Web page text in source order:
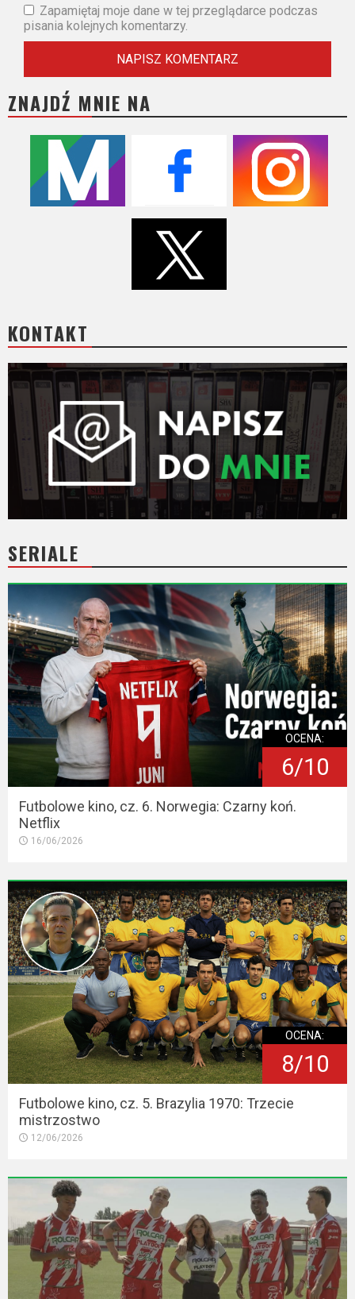
Zapamiętaj moje dane w tej przeglądarce podczas
pisania kolejnych komentarzy.
ZNAJDŹ MNIE NA
KONTAKT
SERIALE
OCENA:
6/10
Futbolowe kino, cz. 6. Norwegia: Czarny koń.
Netflix
16/06/2026
OCENA:
8/10
Futbolowe kino, cz. 5. Brazylia 1970: Trzecie
mistrzostwo
12/06/2026